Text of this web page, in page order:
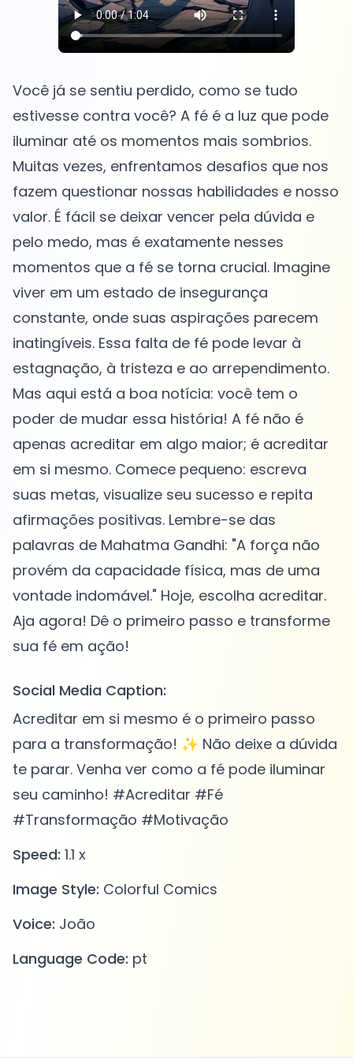
Você já se sentiu perdido, como se tudo
estivesse contra você? A fé é a luz que pode
iluminar até os momentos mais sombrios.
Muitas vezes, enfrentamos desafios que nos
fazem questionar nossas habilidades e nosso
valor. É fácil se deixar vencer pela dúvida e
pelo medo, mas é exatamente nesses
momentos que a fé se torna crucial. Imagine
viver em um estado de insegurança
constante, onde suas aspirações parecem
inatingíveis. Essa falta de fé pode levar à
estagnação, à tristeza e ao arrependimento.
Mas aqui está a boa notícia: você tem o
poder de mudar essa história! A fé não é
apenas acreditar em algo maior; é acreditar
em si mesmo. Comece pequeno: escreva
suas metas, visualize seu sucesso e repita
afirmações positivas. Lembre-se das
palavras de Mahatma Gandhi: "A força não
provém da capacidade física, mas de uma
vontade indomável." Hoje, escolha acreditar.
Aja agora! Dê o primeiro passo e transforme
Social Media Caption:
Acreditar em si mesmo é o primeiro passo
para a transformação! ✨ Não deixe a dúvida
te parar. Venha ver como a fé pode iluminar
seu caminho! #Acreditar #Fé
#Transformação #Motivação
Speed: 1.1 x
Image Style: Colorful Comics
Voice: João
Language Code: pt